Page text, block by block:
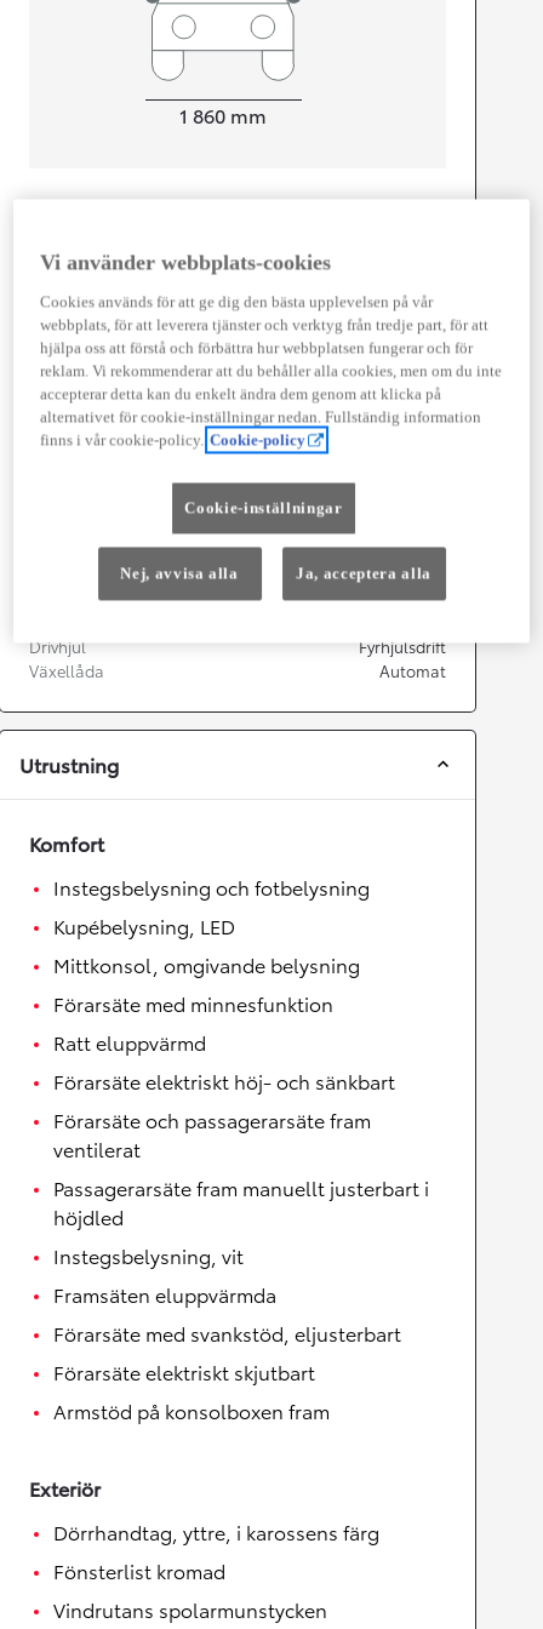
1 860 mm
Kombinerad Co2
Motor
Effekt 80kw (217.5 hk)
Acceleration 0-100km/h
6,9
Växellåda
Drivhjul
Fyrhjulsdrift
Växellåda
Automat
Utrustning
Komfort
Instegsbelysning och fotbelysning
Kupébelysning, LED
Mittkonsol, omgivande belysning
Förarsäte med minnesfunktion
Ratt eluppvärmd
Förarsäte elektriskt höj- och sänkbart
Förarsäte och passagerarsäte fram
ventilerat
Passagerarsäte fram manuellt justerbart i
höjdled
Instegsbelysning, vit
Framsäten eluppvärmda
Förarsäte med svankstöd, eljusterbart
Förarsäte elektriskt skjutbart
Armstöd på konsolboxen fram
Exteriör
Dörrhandtag, yttre, i karossens färg
Fönsterlist kromad
Vindrutans spolarmunstycken
Vi använder webbplats-cookies
Cookies används för att ge dig den bästa upplevelsen på vår
webbplats, för att leverera tjänster och verktyg från tredje part, för att
hjälpa oss att förstå och förbättra hur webbplatsen fungerar och för
reklam. Vi rekommenderar att du behåller alla cookies, men om du inte
accepterar detta kan du enkelt ändra dem genom att klicka på
alternativet för cookie-inställningar nedan. Fullständig information
finns i vår cookie-policy. Cookie-policy
Cookie-inställningar
Nej, avvisa alla Ja, acceptera alla